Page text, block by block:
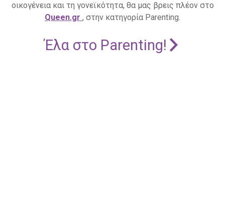
οικογένεια και τη γονεϊκότητα, θα μας βρεις πλέον στο
Queen.gr , στην κατηγορία Parenting.
Έλα στο Parenting!